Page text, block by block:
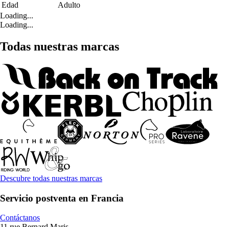
Edad
Adulto
Loading...
Loading...
Todas nuestras marcas
Descubre todas nuestras marcas
Servicio postventa en Francia
Contáctanos